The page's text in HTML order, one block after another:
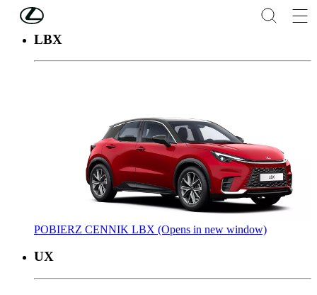
Skip to Main Content
LBX
POBIERZ CENNIK LBX (Opens in new window)
UX